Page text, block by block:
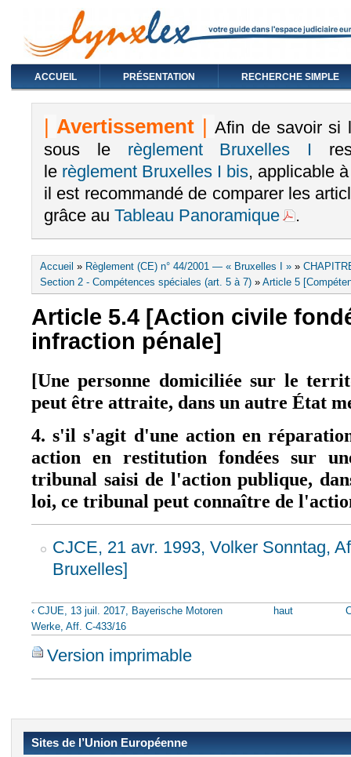
ACCUEIL PRÉSENTATION RECHERCHE SIMPLE
|Avertissement | Afin de savoir si
sous le règlement Bruxelles I
le règlement Bruxelles I bis, applicable
il est recommandé de comparer les
grâce au Tableau Panoramique .
Vous êtes ici
Accueil » Règlement (CE) n° 44/2001 — « Bruxelles I » »
Section 2 - Compétences spéciales (art. 5 à 7) » Article 5
Article 5.4 [Action civile
infraction pénale]
[Une personne domiciliée sur le
peut être attraite, dans un autre État
4. s'il s'agit d'une action en
action en restitution fondées sur
tribunal saisi de l'action publique,
loi, ce tribunal peut connaître de
CJCE, 21 avr. 1993, Volker Sonntag,
Bruxelles]
‹ CJUE, 13 juil. 2017, Bayerische Motoren
Werke, Aff. C-433/16
haut
Version imprimable
Sites de l’Union Européenne